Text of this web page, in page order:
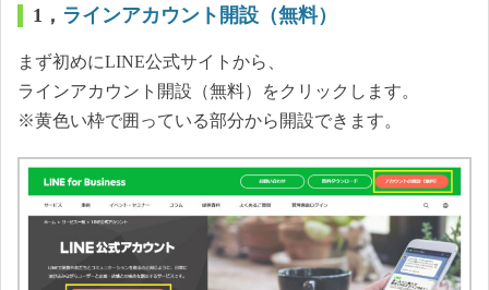
1， ラインアカウント開設（無料）
まず初めにLINE公式サイトから、
ラインアカウント開設（無料）をクリックします。
※黄色い枠で囲っている部分から開設できます。